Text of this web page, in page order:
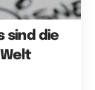
sind die